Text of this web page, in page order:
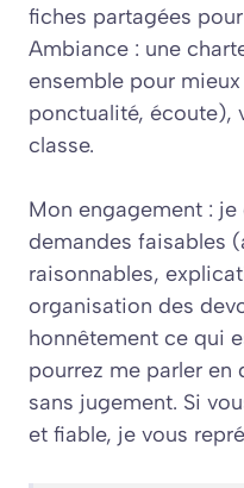
fiches partagées
Ambiance : une
ensemble pour
ponctualité, écoute),
classe.
Mon engagement :
demandes faisables
raisonnables,
organisation des
honnêtement ce qui
pourrez me parler en
sans jugement. Si
et fiable, je vous